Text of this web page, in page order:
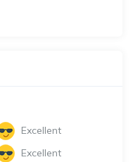
Excellent
Excellent